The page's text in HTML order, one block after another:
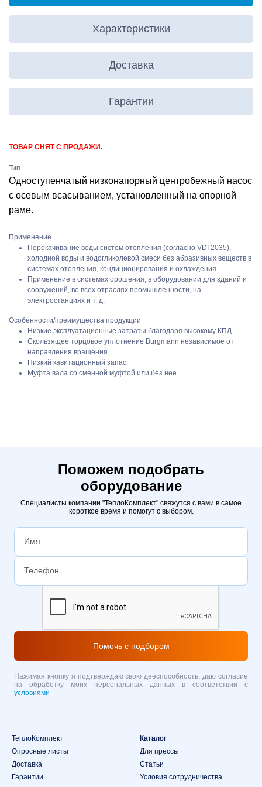
Характеристики
Доставка
Гарантии
ТОВАР СНЯТ С ПРОДАЖИ.
Тип
Одноступенчатый низконапорный центробежный насос
с осевым всасыванием, установленный на опорной
раме.
Применение
Перекачивание воды систем отопления (согласно VDI 2035),
холодной воды и водогликолевой смеси без абразивных веществ в
системах отопления, кондиционирования и охлаждения.
Применение в системах орошения, в оборудовании для зданий и
сооружений, во всех отраслях промышленности, на
электростанциях и т. д.
Особенности/преимущества продукции
Низкие эксплуатационные затраты благодаря высокому КПД
Скользящее торцовое уплотнение Burgmann независимое от
направления вращения
Низкий кавитационный запас
Муфта вала со сменной муфтой или без нее
Поможем подобрать
оборудование
Специалисты компании "ТеплоКомплект" свяжутся с вами в самое
короткое время и помогут с выбором.
Помочь с подбором
Нажимая кнопку я подтверждаю свою дееспособность, даю согласие
на обработку моих персональных данных в соответствии с
условиями
ТеплоКомплект
Каталог
Опросные листы
Для прессы
Доставка
Статьи
Гарантии
Условия сотрудничества